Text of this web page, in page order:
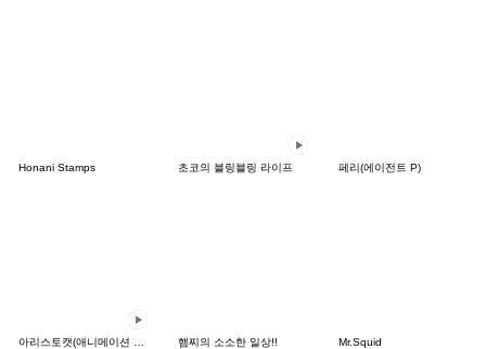
Honani Stamps 초코의 블링블링 라이프 페리(에이전트 P)
햄찌의 소소한 일상!! Mr.Squid